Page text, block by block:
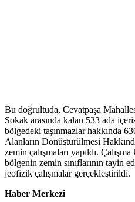
Bu doğrultuda, Cevatpaşa
Sokak arasında kalan 533 ada
bölgedeki taşınmazlar hakkında
Alanların Dönüştürülmesi
zemin çalışmaları yapıldı.
bölgenin zemin sınıflarının tayin
jeofizik çalışmalar gerçekleştirildi.
Haber Merkezi